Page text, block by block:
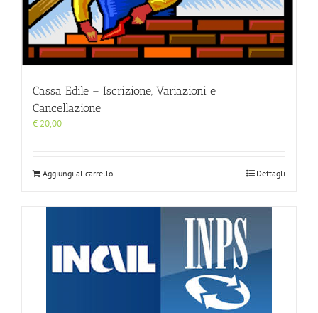
Cassa Edile – Iscrizione, Variazioni e
Cancellazione
€ 20,00
Aggiungi al carrello Dettagli